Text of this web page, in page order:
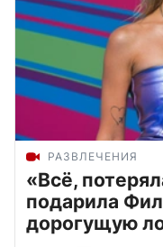
РАЗВЛЕЧЕНИЯ
«Всё,
подарила
дорогущую